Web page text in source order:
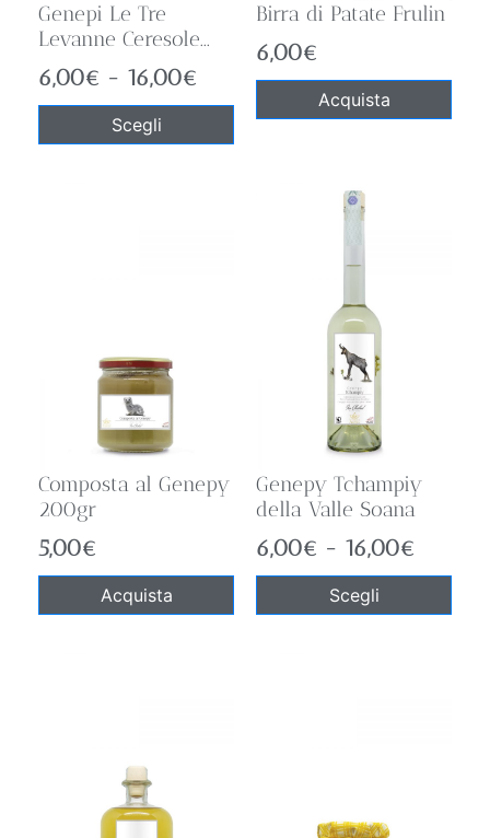
Genepi Le Tre
Levanne Ceresole...
6,00€ - 16,00€
Scegli
Birra di Patate Frulin
6,00€
Acquista
Composta al Genepy
200gr
5,00€
Acquista
Genepy Tchampiy
della Valle Soana
6,00€ - 16,00€
Scegli